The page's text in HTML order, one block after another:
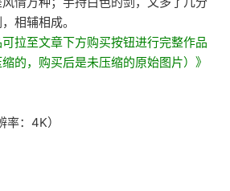
相辅相成。
可拉至文章下方购买按钮进行完整作品
的，购买后是未压缩的原始图片）》
率：4K）